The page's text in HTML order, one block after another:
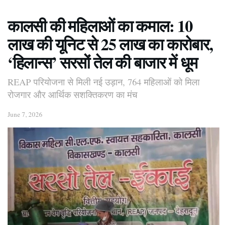
कालसी की महिलाओं का कमाल: 10
लाख की यूनिट से 25 लाख का कारोबार,
‘हिलान्स’ सरसों तेल की बाजार में धूम
REAP परियोजना से मिली नई उड़ान, 764 महिलाओं को मिला
रोजगार और आर्थिक सशक्तिकरण का मंच
June 7, 2026